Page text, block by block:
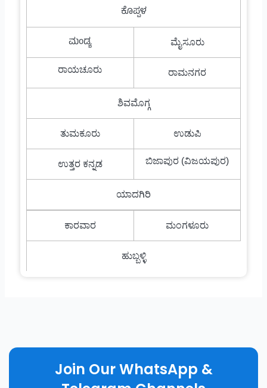
ಕೊಪ್ಪಳ
ಮಂಡ್ಯ
ಮೈಸೂರು
ರಾಯಚೂರು ರಾಮನಗರ
ಶಿವಮೊಗ್ಗ
ತುಮಕೂರು ಉಡುಪಿ
ಉತ್ತರ ಕನ್ನಡ ಬಿಜಾಪುರ (ವಿಜಯಪುರ)
ಯಾದಗಿರಿ
ಕಾರವಾರ ಮಂಗಳೂರು
ಹುಬ್ಬಳ್ಳಿ
Join Our WhatsApp &